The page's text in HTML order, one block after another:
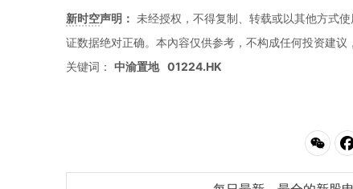
新时空声明： 未经授权，不得复制、转载或以其他方式
证数据绝对正确。本內容仅供参考，不构成任何投资建议
关键词： 中渝置地 01224.HK